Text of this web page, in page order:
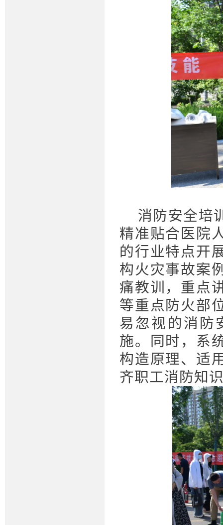
消防安全培
精准贴合医院
的行业特点开
构火灾事故案
痛教训，重点
等重点防火部
易忽视的消防
施。同时，系
构造原理、适
齐职工消防知